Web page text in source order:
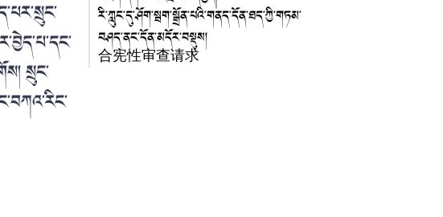
སྲུང་
རི་ཀླུང་དུ་ཤོག་སྦག་སྒྲོན་པའི་གནད་དོན་ཐད་ཀྱི་གཏམ་
བཤད་ནང་དོན་མདོར་བསྡུས།
合宪性审查请求